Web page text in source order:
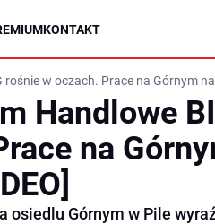
KONTAKT
w oczach. Prace na Górnym
Handlowe
na
osiedlu Górnym w Pile